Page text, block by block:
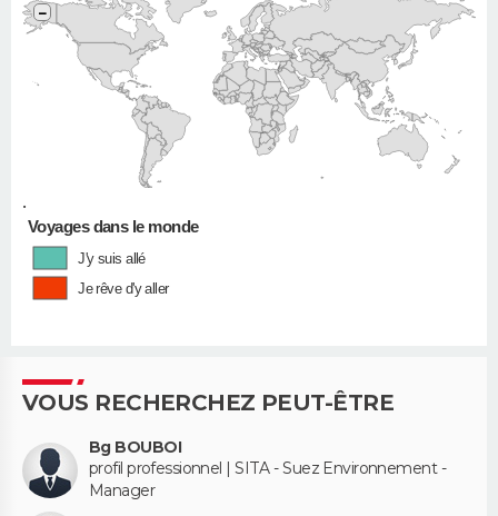
•
−
Voyages dans le monde
J'y suis allé
Je rêve d'y aller
VOUS RECHERCHEZ PEUT-ÊTRE
Bg BOUBOI
profil professionnel | SITA - Suez Environnement -
Manager